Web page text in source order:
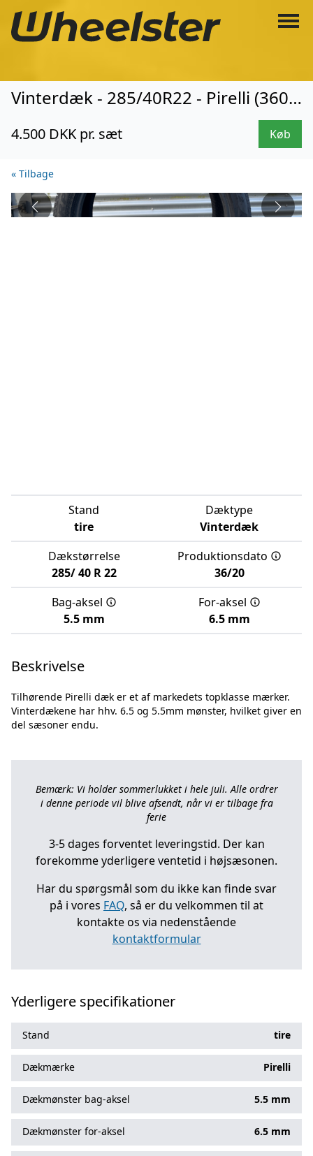
Vinterdæk - 285/40R22 - Pirelli (3600)
4.500 DKK pr. sæt Køb
« Tilbage
Stand
tire
Dæktype
Vinterdæk
Dækstørrelse
285/ 40 R 22
Produktionsdato
36/20
Bag-aksel
5.5 mm
For-aksel
6.5 mm
Beskrivelse
Tilhørende Pirelli dæk er et af markedets topklasse mærker.
Vinterdækene har hhv. 6.5 og 5.5mm mønster, hvilket giver en
Bemærk: Vi holder sommerlukket i hele juli. Alle ordrer
i denne periode vil blive afsendt, når vi er tilbage fra
ferie
3-5 dages forventet leveringstid. Der kan
forekomme yderligere ventetid i højsæsonen.
Har du spørgsmål som du ikke kan finde svar
på i vores FAQ, så er du velkommen til at
kontakte os via nedenstående
kontaktformular
Yderligere specifikationer
Stand tire
Dækmærke Pirelli
Dækmønster bag-aksel 5.5 mm
Dækmønster for-aksel 6.5 mm